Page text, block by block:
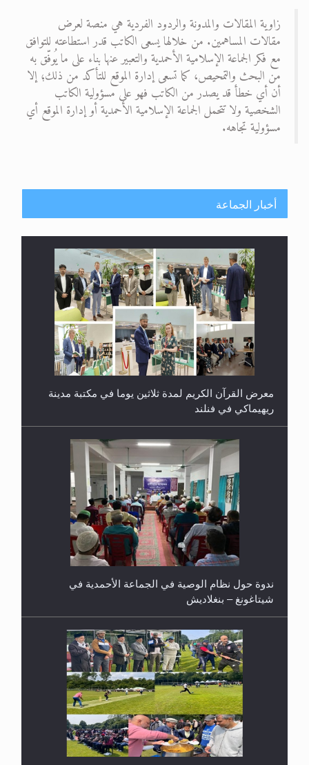
زاوية المقالات والمدونة والردود الفردية هي منصة لعرض
مقالات المساهمين. من خلالها يسعى الكاتب قدر استطاعته للتوافق
مع فكر الجماعة الإسلامية الأحمدية والتعبير عنها بناء على ما يُوفّق به
من البحث والتمحيص، كما تسعى إدارة الموقع للتأكد من ذلك؛ إلا
أن أي خطأ قد يصدر من الكاتب فهو على مسؤولية الكاتب
الشخصية ولا تتحمل الجماعة الإسلامية الأحمدية أو إدارة الموقع أي
مسؤولية تجاهه.
أخبار الجماعة
معرض القرآن الكريم لمدة ثلاثين يوما في مكتبة مدينة
ريهيماكي في فنلند
ندوة حول نظام الوصية في الجماعة الأحمدية في
شيتاغونغ – بنغلاديش